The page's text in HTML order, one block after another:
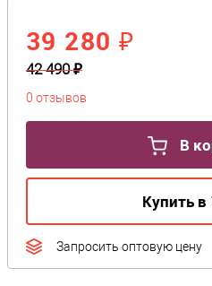
39 280 ₽
42 490 ₽
0 отзывов
В
Купить в
Запросить оптовую цену